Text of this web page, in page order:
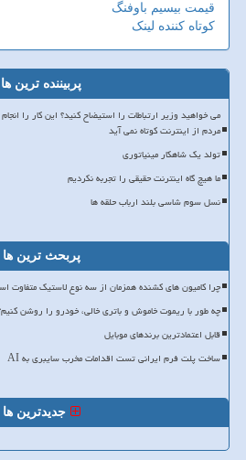
قیمت بیسیم باوفنگ
کوتاه کننده لینک
پربیننده ترین ها
می خواهید وزیر ارتباطات را استیضاح کنید؟ این کار را
مردم از اینترنت کوتاه نمی آید
تولد یک شاهکار مینیاتوری
ما هیچ گاه اینترنت حقیقی را تجربه نکردیم
نسل سوم شاسی بلند ارباب حلقه ها
پربحث ترین ها
چرا کامیون های کشنده همزمان از سه نوع لاستیک متفاوت
چه طور با ریموت خاموش و باتری خالی، خودرو را روشن
قابل اعتمادترین برندهای موبایل
ساخت پلت فرم ایرانی تست اقدامات مخرب سایبری به AI
جدیدترین ها